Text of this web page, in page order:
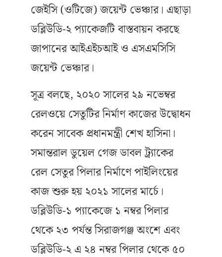
জেইসি (ওটিজে) জয়েন্ট ভেঞ্চার। এছাড়া
ডব্লিউডি-২ প্যাকেজটি বাস্তবায়ন করছে
জাপানের আইএইচআই ও এসএমসিসি
জয়েন্ট ভেঞ্চার।
সূত্র বলছে, ২০২০ সালের ২৯ নভেম্বর
রেলওয়ে সেতুটির নির্মাণ কাজের উদ্বোধন
করেন সাবেক প্রধানমন্ত্রী শেখ হাসিনা।
সমান্তরাল ডুয়েল গেজ ডাবল ট্র্যাকের
রেল সেতুর পিলার নির্মাণে পাইলিংয়ের
কাজ শুরু হয় ২০২১ সালের মার্চে।
ডব্লিউডি-১ প্যাকেজে ১ নম্বর পিলার
থেকে ২৩ পর্যন্ত সিরাজগঞ্জ অংশে এবং
ডব্লিউডি-২ এ ২৪ নম্বর পিলার থেকে ৫০